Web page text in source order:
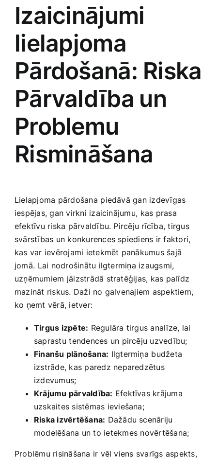
Izaicinājumi
lielapjoma
Pārdošanā: Riska
Pārvaldība ⁤un
Problemu
Rismināšana
Lielapjoma pārdošana⁤ piedāvā gan izdevīgas
iespējas, gan virkni izaicinājumu,⁢ kas prasa
efektīvu riska pārvaldību. Pircēju rīcība, tirgus
svārstības un konkurences ​spiediens ir faktori,
kas var ievērojami ietekmēt panākumus šajā
jomā. ⁤Lai nodrošinātu ilgtermiņa izaugsmi,
uzņēmumiem⁢ jāizstrādā stratēģijas, kas palīdz
mazināt riskus. Daži‍ no galvenajiem aspektiem,
ko ņemt vērā, ietver:
Tirgus izpēte: Regulāra tirgus analīze, lai
saprastu⁣ tendences un pircēju uzvedību;
Finanšu plānošana: Ilgtermiņa⁤ budžeta
izstrāde, ‌kas paredz neparedzētus
izdevumus;
Krājumu pārvaldība: Efektīvas krājuma
uzskaites sistēmas ieviešana;
Riska izvērtēšana: Dažādu scenāriju
modelēšana un to ietekmes ⁤novērtēšana;
Problēmu risināšana ir vēl viens svarīgs aspekts,